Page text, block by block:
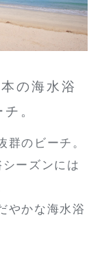
の海水浴
。
群のビーチ。
ーズンには
やかな海水浴